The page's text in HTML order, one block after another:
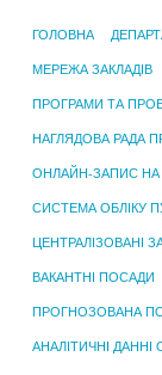
ГОЛОВНА
МЕРЕЖА ЗАКЛАДІВ
ПРОГРАМИ ТА
НАГЛЯДОВА РАДА
ОНЛАЙН-ЗАПИС
СИСТЕМА ОБЛІКУ
ЦЕНТРАЛІЗОВАНІ
ВАКАНТНІ ПОСАДИ
ПРОГНОЗОВАНА
АНАЛІТИЧНІ